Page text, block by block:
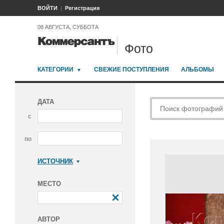
ВОЙТИ Регистрация
08 АВГУСТА, СУББОТА
Фото
КАТЕГОРИИ СВЕЖИЕ ПОСТУПЛЕНИЯ АЛЬБОМЫ
ДАТА
с
по
ИСТОЧНИК
МЕСТО
АВТОР